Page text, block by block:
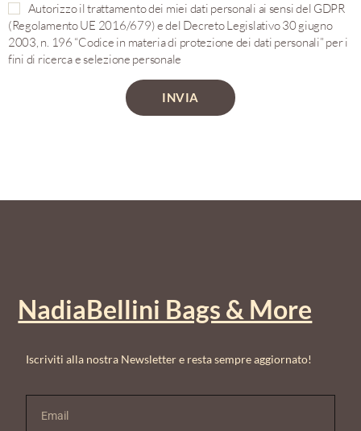
Autorizzo il trattamento dei miei dati personali ai sensi del GDPR
(Regolamento UE 2016/679) e del Decreto Legislativo 30 giugno
2003, n. 196 “Codice in materia di protezione dei dati personali” per i
fini di ricerca e selezione personale
INVIA
NadiaBellini Bags & More
Iscriviti alla nostra Newsletter e resta sempre aggiornato!